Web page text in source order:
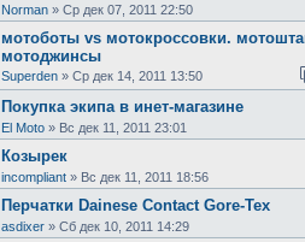
Norman » Ср дек 07, 2011 22:50
мотоботы vs мотокроссовки.
мотоджинсы
Superden » Ср дек 14, 2011 13:50
Покупка экипа в инет-магазине
El Moto » Вс дек 11, 2011 23:01
Козырек
incompliant » Вс дек 11, 2011 18:56
Перчатки Dainese Contact Gore-Tex
asdixer » Сб дек 10, 2011 14:29